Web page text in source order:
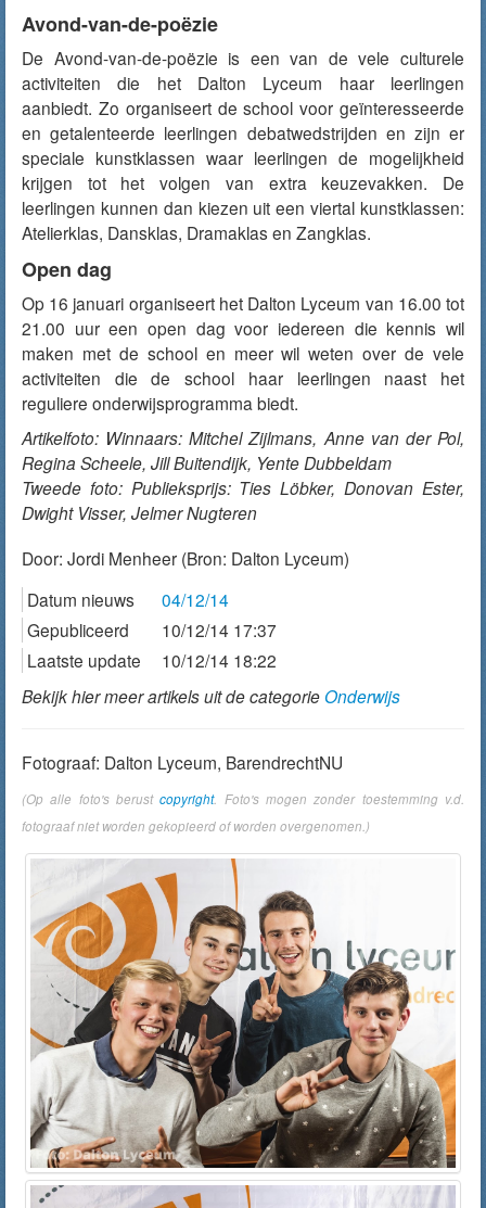
Avond-van-de-poëzie
De Avond-van-de-poëzie is een van de vele culturele
activiteiten die het Dalton Lyceum haar leerlingen
aanbiedt. Zo organiseert de school voor geïnteresseerde
en getalenteerde leerlingen debatwedstrijden en zijn er
speciale kunstklassen waar leerlingen de mogelijkheid
krijgen tot het volgen van extra keuzevakken. De
leerlingen kunnen dan kiezen uit een viertal kunstklassen:
Atelierklas, Dansklas, Dramaklas en Zangklas.
Open dag
Op 16 januari organiseert het Dalton Lyceum van 16.00 tot
21.00 uur een open dag voor iedereen die kennis wil
maken met de school en meer wil weten over de vele
activiteiten die de school haar leerlingen naast het
reguliere onderwijsprogramma biedt.
Artikelfoto: Winnaars: Mitchel Zijlmans, Anne van der Pol,
Regina Scheele, Jill Buitendijk, Yente Dubbeldam
Tweede foto: Publieksprijs: Ties Löbker, Donovan Ester,
Dwight Visser, Jelmer Nugteren
Door: Jordi Menheer (Bron: Dalton Lyceum)
Datum nieuws
04/12/14
Gepubliceerd
10/12/14 17:37
Laatste update
10/12/14 18:22
Bekijk hier meer artikels uit de categorieOnderwijs
Fotograaf: Dalton Lyceum, BarendrechtNU
(Op alle foto's berustcopyright. Foto's mogen zonder toestemming v.d.
fotograaf niet worden gekopieerd of worden overgenomen.)